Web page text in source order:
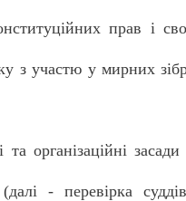
прав і
з участю у мирних
організаційні
(далі - перевірка